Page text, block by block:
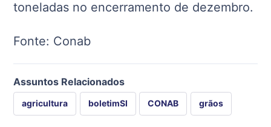
toneladas no encerramento de dezembro.
Fonte: Conab
Assuntos Relacionados
agricultura boletimSI CONAB grãos